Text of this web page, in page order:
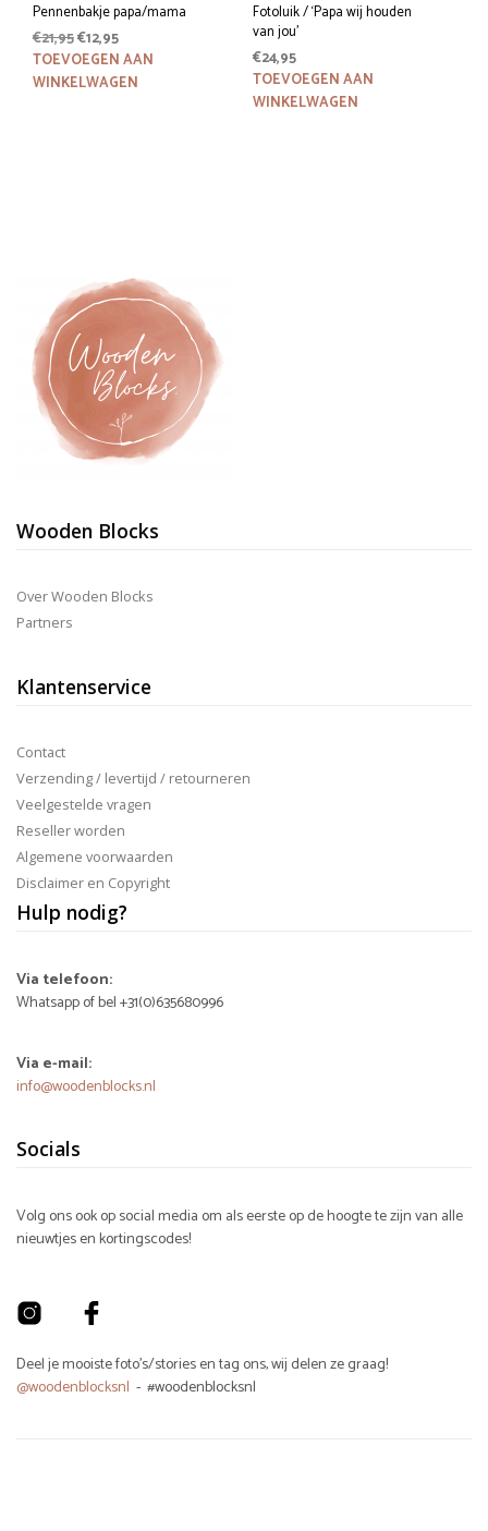
Pennenbakje papa/mama
€21,95Oorspronkelijke
prijs
was:
€12,95Huidige
prijs
is:
TOEVOEGEN AAN
WINKELWAGEN
Fotoluik / ‘Papa wij houden
van jou’
€24,95
TOEVOEGEN AAN
WINKELWAGEN
Wooden Blocks
Over Wooden Blocks
Partners
Klantenservice
Contact
Verzending / levertijd / retourneren
Veelgestelde vragen
Reseller worden
Algemene voorwaarden
Disclaimer en Copyright
Hulp nodig?
Via telefoon:
Whatsapp of bel +31(0)635680996
Via e-mail:
info@woodenblocks.nl
Socials
Volg ons ook op social media om als eerste op de hoogte te zijn van alle
nieuwtjes en kortingscodes!
Deel je mooiste foto's/stories en tag ons, wij delen ze graag!
@woodenblocksnl - #woodenblocksnl